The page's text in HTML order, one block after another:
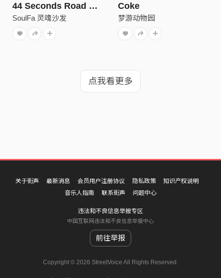
44 Seconds Road Movie
SoulFa 灵魂沙发
Coke
梦游动物园
点我看更多
关于街声 最新消息 会员用户注册协议 隐私政策
知识产权说明
音乐人指南
联系街声 问题中心
违法和不良信息举报专区
中国互联网违法和不良信息举报中心
前往举报
Copyright © 2026 StreetVoice All Rights Reserved.